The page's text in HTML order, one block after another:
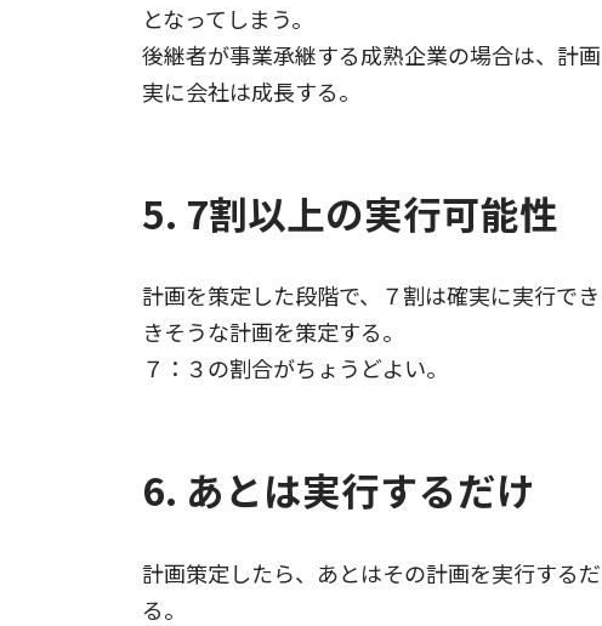
となってしまう。
後継者が事業承継する成熟企業の場合は、計
実に会社は成長する。
5. 7割以上の実行可能性
計画を策定した段階で、７割は確実に実行で
きそうな計画を策定する。
７：３の割合がちょうどよい。
6. あとは実行するだけ
計画策定したら、あとはその計画を実行する
る。